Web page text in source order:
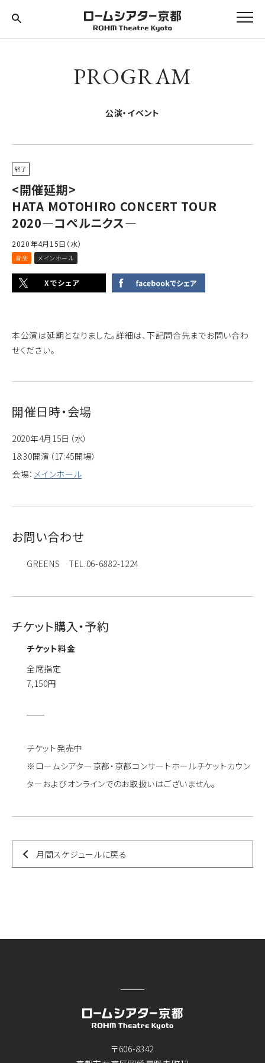
PROGRAM
公演・イベント
終了
<開催延期>
HATA MOTOHIRO CONCERT TOUR
2020―コペルニクス―
2020年4月15日（水）
音楽 メインホール
本公演は延期となりました。詳細は、下記問合先までお問い合わ
せください。
開催日時・会場
2020年4月15日（水）
18:30開演（17:45開場）
会場： メインホール
お問い合わせ
GREENS TEL.06-6882-1224
チケット購入・予約
チケット料金
全席指定
7,150円
チケット発売中
※ロームシアター京都・京都コンサートホールチケットカウン
ターおよびオンラインでのお取扱いはございません。
月間スケジュールに戻る
〒606-8342